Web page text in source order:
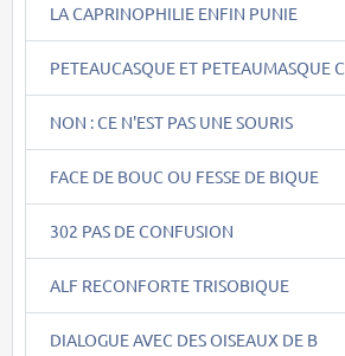
LA CAPRINOPHILIE ENFIN PUNIE
PETEAUCASQUE ET PETEAUMASQUE C
NON : CE N'EST PAS UNE SOURIS
FACE DE BOUC OU FESSE DE BIQUE
302 PAS DE CONFUSION
ALF RECONFORTE TRISOBIQUE
DIALOGUE AVEC DES OISEAUX DE B